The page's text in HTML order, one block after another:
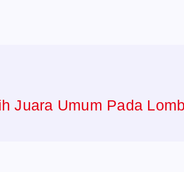
Juara Umum Pada